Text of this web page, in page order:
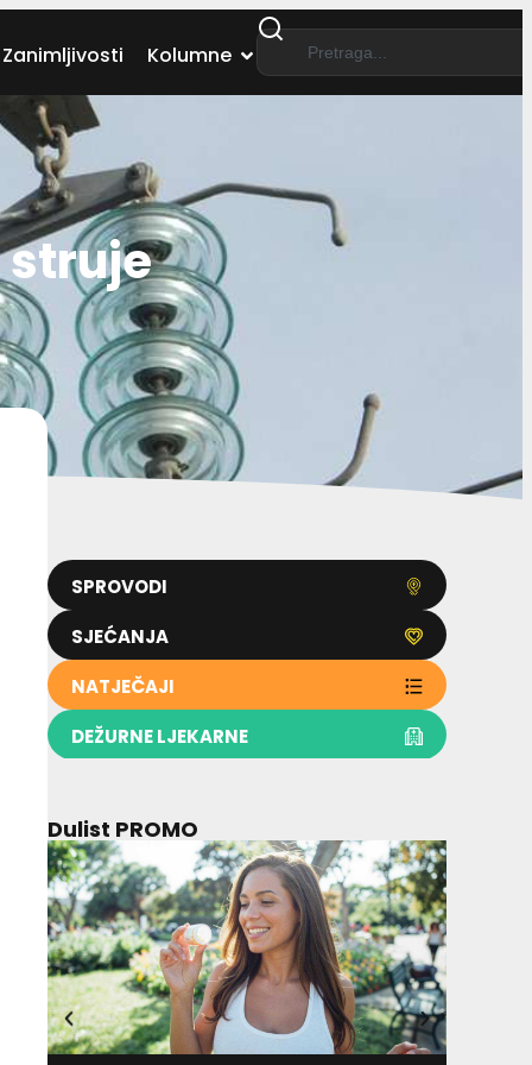
Zanimljivosti Kolumne
struje
SPROVODI
SJEĆANJA
NATJEČAJI
DEŽURNE LJEKARNE
Dulist PROMO